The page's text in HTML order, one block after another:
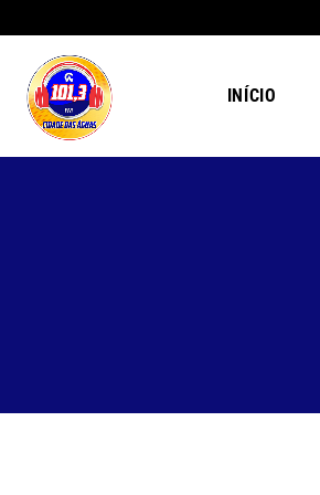
INÍCIO